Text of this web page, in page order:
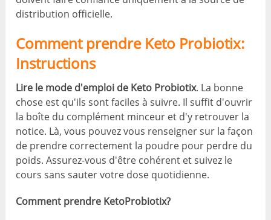
distribution officielle.
Comment prendre Keto Probiotix:
Instructions
Lire le mode d'emploi de Keto Probiotix. La bonne
chose est qu'ils sont faciles à suivre. Il suffit d'ouvrir
la boîte du complément minceur et d'y retrouver la
notice. Là, vous pouvez vous renseigner sur la façon
de prendre correctement la poudre pour perdre du
poids. Assurez-vous d'être cohérent et suivez le
cours sans sauter votre dose quotidienne.
Comment prendre KetoProbiotix?